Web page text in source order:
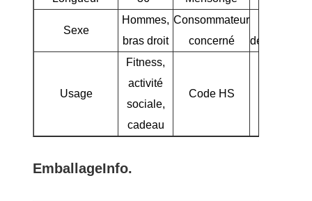
Sexe
Hommes,
bras droit
Consommateur
concerné
débutants/
Usage
Fitness,
activité
sociale,
cadeau
Code HS
EmballageInfo.